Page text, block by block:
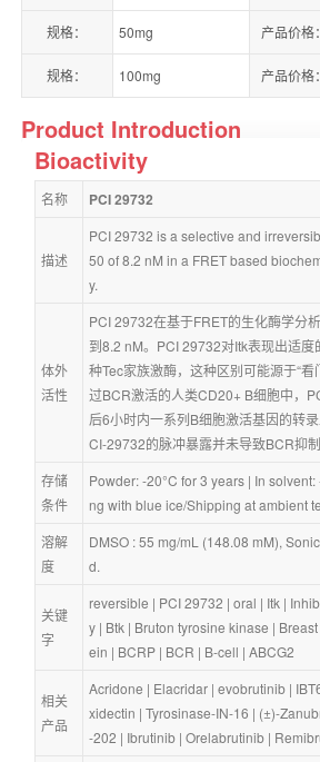
规格： 50mg 产品价格：
规格： 100mg 产品价格：
Product Introduction
Bioactivity
名称 PCI 29732
描述
PCI 29732 is a selective and
50 of 8.2 nM in a FRET based
y.
体外
活性
PCI 29732在基于FRET的生化酶学分
到8.2 nM。PCI 29732对Itk表现出适度
种Tec家族激酶，这种区别可能源于“看
过BCR激活的人类CD20+ B细胞中，
后6小时内一系列B细胞激活基因的转
CI-29732的脉冲暴露并未导致BCR抑制
存储
条件
Powder: -20°C for 3 years | In
ng with blue ice/Shipping at ambient
溶解
度
DMSO : 55 mg/mL (148.08 mM),
d.
关键
字
reversible | PCI 29732 | oral | Itk |
y | Btk | Bruton tyrosine kinase |
ein | BCRP | BCR | B-cell | ABCG2
相关
产品
Acridone | Elacridar | evobrutinib |
xidectin | Tyrosinase-IN-16 | (±)-
-202 | Ibrutinib | Orelabrutinib |